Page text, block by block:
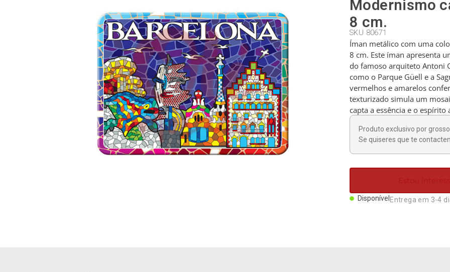
Modernismo
8 cm.
SKU 80671
Íman metálico com uma
8 cm. Este íman apresenta
do famoso arquiteto Antoni
como o Parque Güell e a
vermelhos e amarelos
texturizado simula um
capta a essência e o espírito
Produto exclusivo por grosso
Se quiseres que te
Estou
Disponível Entrega em 3-4